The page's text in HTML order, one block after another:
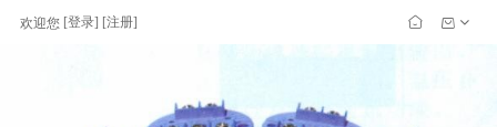
欢迎您 [登录] [注册]